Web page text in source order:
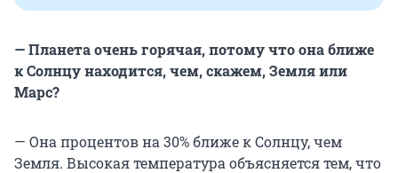
— Планета очень горячая, потому что она ближе
к Солнцу находится, чем, скажем, Земля или
Марс?
— Она процентов на 30% ближе к Солнцу, чем
Земля. Высокая температура объясняется тем, что